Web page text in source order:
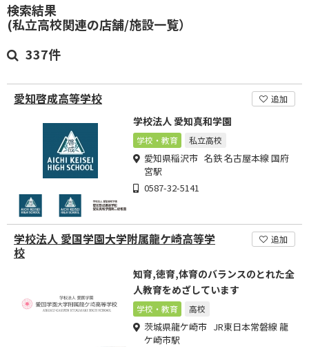
検索結果
(私立高校関連の店舗/施設一覧）
337件
愛知啓成高等学校 追加
学校法人 愛知真和学園
学校・教育 私立高校
愛知県稲沢市 名鉄 名古屋本線 国府
宮駅
0587-32-5141
学校法人 愛国学園大学附属龍ケ崎高等学
校
追加
知育,徳育,体育のバランスのとれた全
人教育をめざしています
学校・教育 高校
茨城県龍ケ崎市 JR東日本常磐線 龍
ケ崎市駅